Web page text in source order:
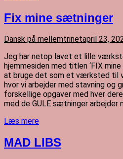
Fix mine sætninger
Dansk på mellemtrinetapril 23,
Jeg har netop lavet et lille
hjemmesiden med titlen ‘FIX
at bruge det som et værksted til
hvor vi arbejder med stavning og
forskellige opgaver med hver
med de GULE sætninger arbejder
Læs mere
MAD LIBS